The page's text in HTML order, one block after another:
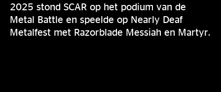
2025 stond SCAR op het podium van de
Metal Battle en speelde op Nearly Deaf
Metalfest met Razorblade Messiah en Martyr.